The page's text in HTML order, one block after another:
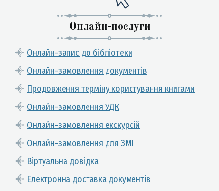
Онлайн-послуги
Онлайн-запис до бібліотеки
Онлайн-замовлення документів
Продовження терміну користування книгами
Онлайн-замовлення УДК
Онлайн-замовлення екскурсій
Онлайн-замовлення для ЗМІ
Віртуальна довідка
Електронна доставка документів